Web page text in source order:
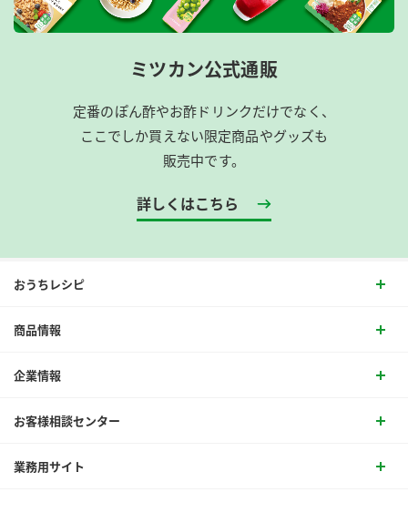
ミツカン公式通販
定番のぽん酢やお酢ドリンクだけでなく、
ここでしか買えない限定商品やグッズも
販売中です。
詳しくはこちら
おうちレシピ
商品情報
企業情報
お客様相談センター
業務用サイト